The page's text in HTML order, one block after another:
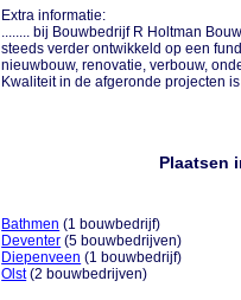
Extra informatie:
........ bij Bouwbedrijf R Holtman
steeds verder ontwikkeld op een
nieuwbouw, renovatie, verbouw,
Kwaliteit in de afgeronde projecten
Plaatsen
Bathmen (1 bouwbedrijf)
Deventer (5 bouwbedrijven)
Diepenveen (1 bouwbedrijf)
Olst(2 bouwbedrijven)